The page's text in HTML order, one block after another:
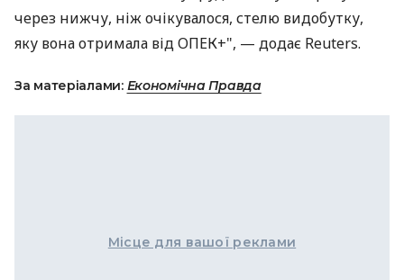
через нижчу, ніж очікувалося, стелю видобутку,
яку вона отримала від ОПЕК+", — додає Reuters.
За матеріалами: Економічна Правда
Місце для вашої реклами